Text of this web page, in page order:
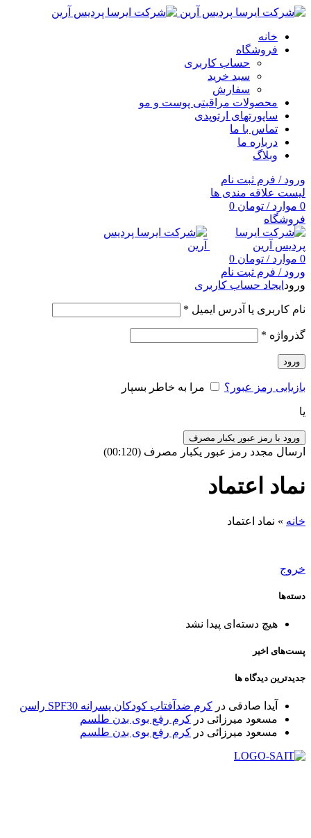
خانه
فروشگاه
حساب کاربری
سبد خرید
سفارش
محصولات مراقبتی پوست و مو
ساپورتهای ارتوپدی
تماس با ما
درباره ما
وبلاگ
ورود / فرم ثبت نام
لیست علاقه مندی ها
0 موارد / تومان
فروشگاه
0 موارد / تومان
ورود / فرم ثبت نام
ورود ایجاد حساب کاربری
نام کاربری یا آدرس ایمیل *
گذرواژه *
ورود
بازیابی رمز عبور؟ مرا به خاطر بسپار
یا
ورود با رمز عبور یکبار مصرف
ارسال مجدد رمز عبور یکبار مصرف (00:
120
)
نماد اعتماد
خانه » نماد اعتماد
خروج
دسته‌ها
هیچ دسته‌ای پیدا نشد
پست‌های اخیر
جدیدترین دیدگاه ها
آیدا صادقی در کرم ضدآفتاب کودکان پسرانه SPF30 راسن
مسعود میرزائی در کرم رفع بوی بدن طلسم
مسعود میرزائی در کرم رفع بوی بدن طلسم